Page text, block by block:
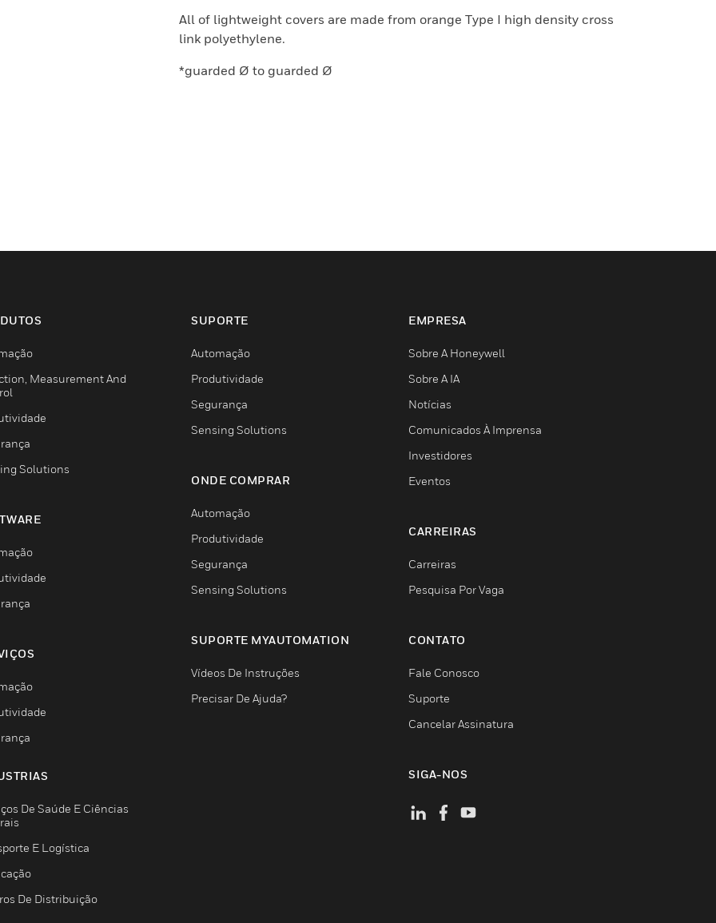
All of lightweight covers are made from orange Type I high density cross
link polyethylene.
*guarded Ø to guarded Ø
Measurement And
Solutions
De Saúde E Ciências
E Logística
De Distribuição
SUPORTE
Automação
Produtividade
Segurança
Sensing Solutions
ONDE COMPRAR
Automação
Produtividade
Segurança
Sensing Solutions
SUPORTE MYAUTOMATION
Vídeos De Instruções
Precisar De Ajuda?
EMPRESA
Sobre A Honeywell
Sobre A IA
Notícias
Comunicados À Imprensa
Investidores
Eventos
CARREIRAS
Carreiras
Pesquisa Por Vaga
CONTATO
Fale Conosco
Suporte
Cancelar Assinatura
SIGA-NOS